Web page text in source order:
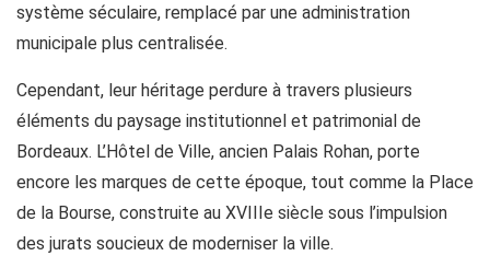
système séculaire, remplacé par une administration
municipale plus centralisée.
Cependant, leur héritage perdure à travers plusieurs
éléments du paysage institutionnel et patrimonial de
Bordeaux. L’Hôtel de Ville, ancien Palais Rohan, porte
encore les marques de cette époque, tout comme la Place
de la Bourse, construite au XVIIIe siècle sous l’impulsion
des jurats soucieux de moderniser la ville.